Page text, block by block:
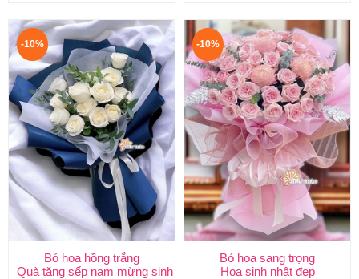
-10%
Bó hoa hồng trắng
Quà tặng sếp nam mừng sinh nhật
-10%
Bó hoa sang trọng
Hoa sinh nhật đẹp